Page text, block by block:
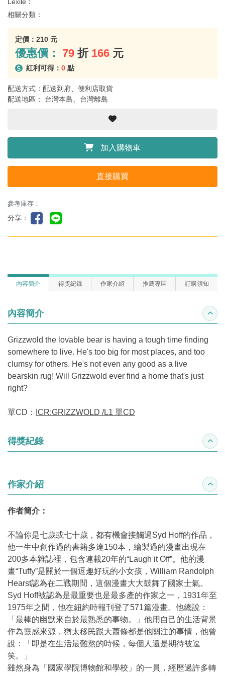
相關分類：
定價： 210 元
優惠價： 79 折 166 元
紅利可得： 0 點
配送方式：配送到府、便利店取貨
配送地區： 台灣本島、台灣離島
加入購物車
直接購買
參考庫存：
分享：
內容簡介 得獎紀錄 作家介紹 推薦專區 訂購須知
內容簡介 收合
Grizzwold the lovable bear is having a tough time finding
somewhere to live. He's too big for most places, and too
clumsy for others. He's not even any good as a live
bearskin rug! Will Grizzwold ever find a home that's just
right?
單CD： ICR:GRIZZWOLD /L1 單CD
得獎紀錄 收合
作家介紹 收合
作者簡介：
不論你是七歲或七十歲，都有機會接觸過Syd Hoff的作品，
他一生中創作過的書籍多達150本，繪製過的漫畫出現在
200多本雜誌裡，包含連載20年的“Laugh it Off”。他的漫
畫“Tuffy”是關於一個逗趣好玩的小女孩，William Randolph
Hearst認為在二戰期間，這個漫畫大大鼓舞了國家士氣。
Syd Hoff被認為是最重要也是最多產的作家之一，1931年至
1975年之間，他在紐約時報刊登了571篇漫畫。他總說：
「最棒的幽默來自於最熟悉的事物。」他用自己的生活背景
作為靈感來源，猶太移民跟大蕭條都是他關注的事情，他曾
說：「即是在生活最難熬的時候，每個人還是期待被逗
笑。」
雖然身為「國家學院博物館和學校」的一員，經歷過許多轉